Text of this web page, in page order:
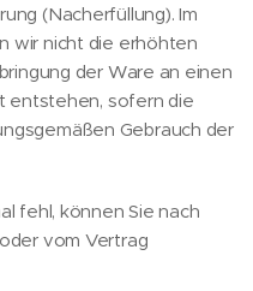
(Nacherfüllung). Im
wir nicht die erhöhten
der Ware an einen
entstehen, sofern die
Gebrauch der
fehl, können Sie nach
vom Vertrag